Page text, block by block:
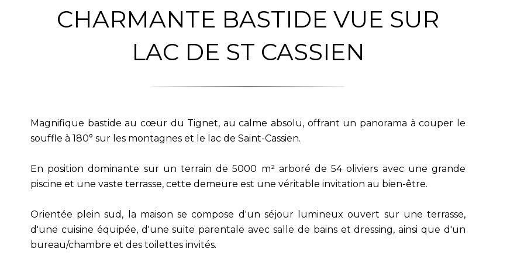
CHARMANTE BASTIDE VUE SUR
LAC DE ST CASSIEN
Magnifique bastide au cœur du Tignet, au calme absolu, offrant un panorama à couper le
souffle à 180° sur les montagnes et le lac de Saint-Cassien.
En position dominante sur un terrain de 5000 m² arboré de 54 oliviers avec une grande
piscine et une vaste terrasse, cette demeure est une véritable invitation au bien-être.
Orientée plein sud, la maison se compose d'un séjour lumineux ouvert sur une terrasse,
d'une cuisine équipée, d'une suite parentale avec salle de bains et dressing, ainsi que d'un
bureau/chambre et des toilettes invités.